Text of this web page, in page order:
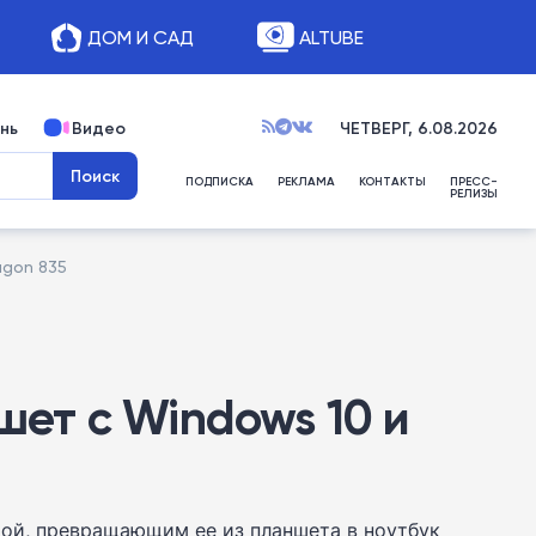
ДОМ И САД ALTUBE
Видео ЧЕТВЕРГ, 6.08.2026
ПОДПИСКА РЕКЛАМА КОНТАКТЫ ПРЕСС-
РЕЛИЗЫ
835
с Windows 10 и
превращающим ее из планшета в ноутбук